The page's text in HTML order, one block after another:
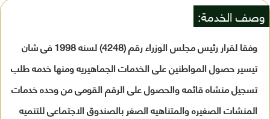
وصف الخدمة:
وفقا لقرار رئيس مجلس الوزراء رقم (4248) لسنه 1998 فى شان
تيسير حصول المواطنين على الخدمات الجماهيريه ومنها خدمه طلب
تسجيل منشاه قائمه والحصول على الرقم القومى من وحده خدمات
المنشات الصغيره والمتناهيه الصغر بالصندوق الاجتماعى للتنميه